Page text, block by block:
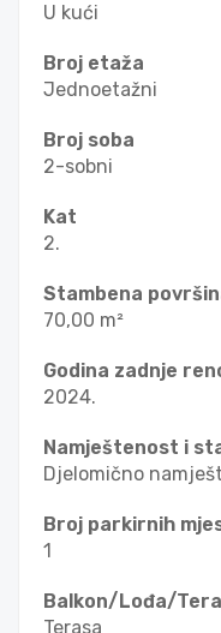
U kući
Broj etaža
Jednoetažni
Broj soba
2-sobni
Kat
2.
Stambena
70,00 m²
Godina zadnje
2024.
Namještenost i
Djelomično
Broj parkirnih
1
Balkon/Lođa/
Terasa